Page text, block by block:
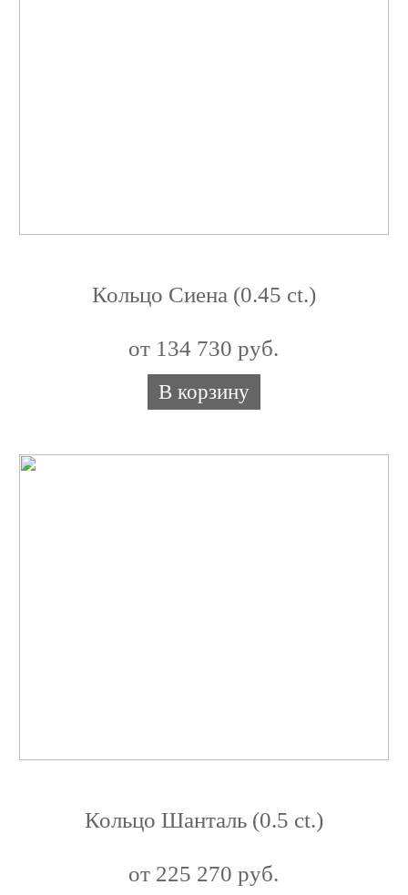
Кольцо Сиена (0.45 ct.)
от 134 730 руб.
В корзину
Кольцо Шанталь (0.5 ct.)
от 225 270 руб.